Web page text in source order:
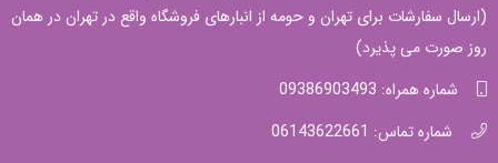
(ارسال سفارشات برای تهران و حومه از انبارهای فروشگاه واقع در تهران در همان
روز صورت می پذیرد)
شماره همراه: 09386903493
شماره تماس: 06143622661